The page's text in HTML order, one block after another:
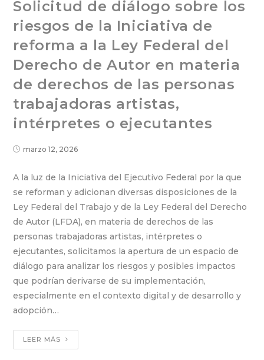
Solicitud de diálogo sobre los
riesgos de la Iniciativa de
reforma a la Ley Federal del
Derecho de Autor en materia
de derechos de las personas
trabajadoras artistas,
intérpretes o ejecutantes
marzo 12, 2026
A la luz de la Iniciativa del Ejecutivo Federal por la que
se reforman y adicionan diversas disposiciones de la
Ley Federal del Trabajo y de la Ley Federal del Derecho
de Autor (LFDA), en materia de derechos de las
personas trabajadoras artistas, intérpretes o
ejecutantes, solicitamos la apertura de un espacio de
diálogo para analizar los riesgos y posibles impactos
que podrían derivarse de su implementación,
especialmente en el contexto digital y de desarrollo y
adopción…
LEER MÁS